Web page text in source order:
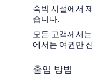
숙박 시설에서
습니다.
모든 고객께서
에서는 여권만
출입 방법